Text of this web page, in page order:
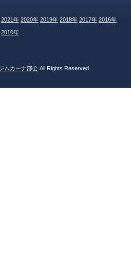
2021年 2020年 2019年 2018年 2017年 2016年
2010年
ムカーナ部会 All Rights Reserved.